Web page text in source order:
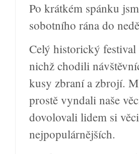
Po krátkém spánku
sobotního rána do
Celý historický
nichž chodili
kusy zbraní a zbrojí.
prostě vyndali naše
dovolovali lidem si
nejpopulárnějších.